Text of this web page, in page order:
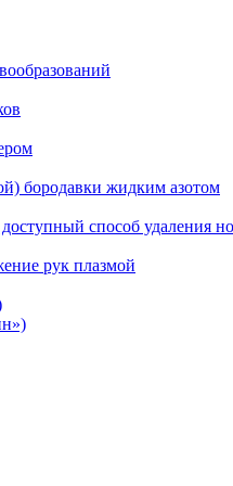
бородавки жидким азотом
способ удаления
рук плазмой